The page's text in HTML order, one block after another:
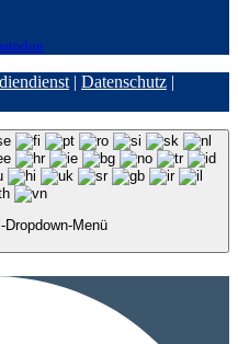
| Datenschutz |